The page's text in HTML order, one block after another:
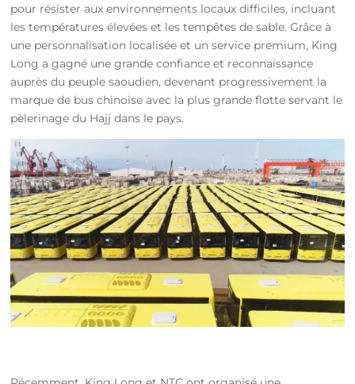
pour résister aux environnements locaux difficiles, incluant
les températures élevées et les tempêtes de sable. Grâce à
une personnalisation localisée et un service premium, King
Long a gagné une grande confiance et reconnaissance
auprès du peuple saoudien, devenant progressivement la
marque de bus chinoise avec la plus grande flotte servant le
pèlerinage du Hajj dans le pays.